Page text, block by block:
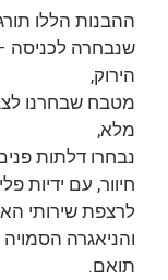
ההבנות הללו
שנבחרה לכניסה
הירוק,
מטבח שבחרנו
מלא,
נבחרו דלתות
חיוור, עם ידיות
לרצפת שירותי
והניאגרה הסמויה
תואם.